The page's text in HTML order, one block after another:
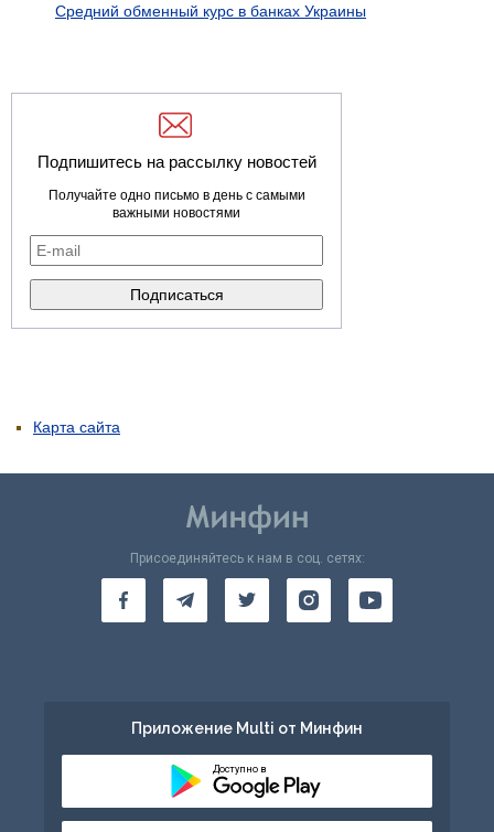
Средний обменный курс в банках Украины
Подпишитесь на рассылку новостей
Получайте одно письмо в день с самыми
важными новостями
Карта сайта
Присоединяйтесь к нам в соц. сетях:
Приложение Multi от Минфин
Доступно в